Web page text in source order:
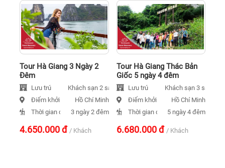
Tour Hà Giang 3 Ngày 2
Đêm
Lưu trú
Khách sạn 2 sao
Điểm khởi hành Hồ Chí Minh
Thời gian đi
3 ngày 2 đêm
4.650.000đ / Khách
Tour Hà Giang Thác Bản
Giốc 5 ngày 4 đêm
Lưu trú
Khách sạn 3 sao
Điểm khởi hànhHồ Chí Minh
Thời gian đi
5 ngày 4 đêm
6.680.000đ / Khách